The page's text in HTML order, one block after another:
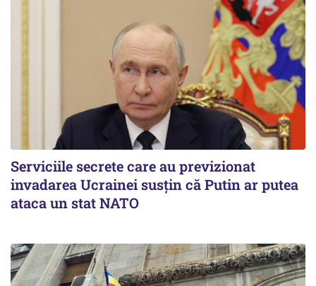
Serviciile secrete care au previzionat
invadarea Ucrainei susțin că Putin ar putea
ataca un stat NATO